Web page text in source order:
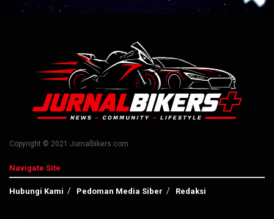
Copyright © 2021 Jurnalbikers.com
Navigate Site
Hubungi Kami Pedoman Media Siber Redaksi